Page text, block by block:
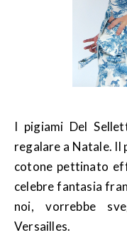
I pigiami Del
regalare a Natale. Il
cotone pettinato
celebre fantasia
noi, vorrebbe
Versailles.